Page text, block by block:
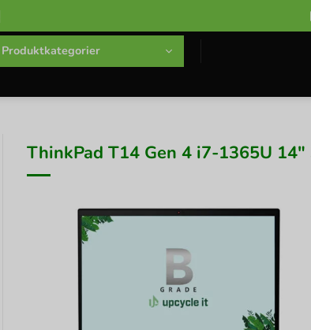
Produktkategorier
ThinkPad T14 Gen 4 i7-1365U